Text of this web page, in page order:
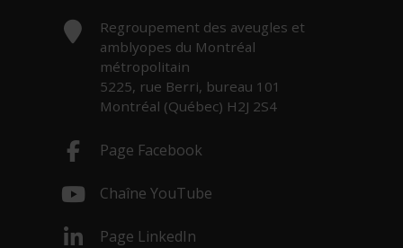
Adresse :
Regroupement des aveugles et
amblyopes du Montréal
métropolitain
5225, rue Berri, bureau 101
Montréal (Québec) H2J 2S4
Page Facebook
Chaîne YouTube
Page LinkedIn